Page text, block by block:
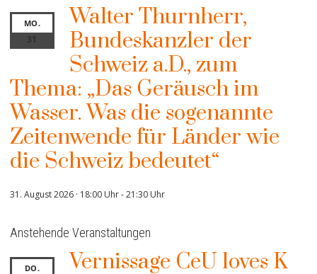
MO.
31
Walter Thurnherr,
Bundeskanzler der
Schweiz a.D., zum
Thema: „Das Geräusch im
Wasser. Was die sogenannte
Zeitenwende für Länder wie
die Schweiz bedeutet“
31. August 2026 · 18:00 Uhr-21:30 Uhr
Anstehende Veranstaltungen
DO.
Vernissage CeU loves K